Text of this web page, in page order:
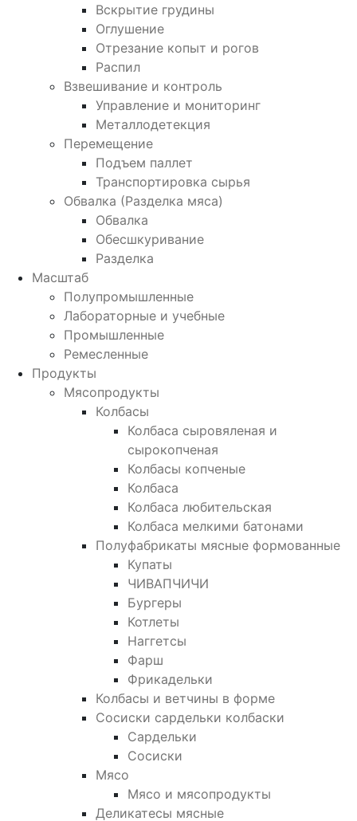
Вскрытие грудины
Оглушение
Отрезание копыт и рогов
Распил
Взвешивание и контроль
Управление и мониторинг
Металлодетекция
Перемещение
Подъем паллет
Транспортировка сырья
Обвалка (Разделка мяса)
Обвалка
Обесшкуривание
Разделка
Масштаб
Полупромышленные
Лабораторные и учебные
Промышленные
Ремесленные
Продукты
Мясопродукты
Колбасы
Колбаса сыровяленая и
сырокопченая
Колбасы копченые
Колбаса
Колбаса любительская
Колбаса мелкими батонами
Полуфабрикаты мясные формованные
Купаты
ЧИВАПЧИЧИ
Бургеры
Котлеты
Наггетсы
Фарш
Фрикадельки
Колбасы и ветчины в форме
Сосиски сардельки колбаски
Сардельки
Сосиски
Мясо
Мясо и мясопродукты
Деликатесы мясные